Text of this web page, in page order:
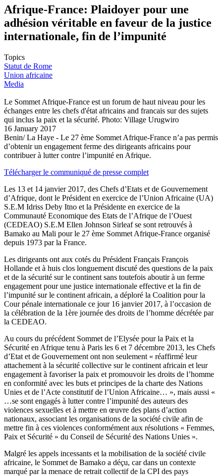
Afrique-France: Plaidoyer pour une
adhésion véritable en faveur de la justice
internationale, fin de l’impunité
Topics
Statut de Rome
Union africaine
Media
Le Sommet Afrique-France est un forum de haut niveau pour les
échanges entre les chefs d'état africains and francais sur des sujets
qui inclus la paix et la sécurité. Photo: Village Urugwiro
16 January 2017
Benin/ La Haye - Le 27 ème Sommet Afrique-France n’a pas permis
d’obtenir un engagement ferme des dirigeants africains pour
contribuer à lutter contre l’impunité en Afrique.
Télécharger le communiqué de presse complet
Les 13 et 14 janvier 2017, des Chefs d’Etats et de Gouvernement
d’Afrique, dont le Président en exercice de l’Union Africaine (UA)
S.E.M Idriss Deby Itno et la Présidente en exercice de la
Communauté Economique des Etats de l’Afrique de l’Ouest
(CEDEAO) S.E.M Ellen Johnson Sirleaf se sont retrouvés à
Bamako au Mali pour le 27 ème Sommet Afrique-France organisé
depuis 1973 par la France.
Les dirigeants ont aux cotés du Président Français François
Hollande et à huis clos longuement discuté des questions de la paix
et de la sécurité sur le continent sans toutefois aboutir à un ferme
engagement pour une justice internationale effective et la fin de
l’impunité sur le continent africain, a déploré la Coalition pour la
Cour pénale internationale ce jour 16 janvier 2017, à l’occasion de
la célébration de la 1ère journée des droits de l’homme décrétée par
la CEDEAO.
Au cours du précédent Sommet de l’Elysée pour la Paix et la
Sécurité en Afrique tenu à Paris les 6 et 7 décembre 2013, les Chefs
d’Etat et de Gouvernement ont non seulement « réaffirmé leur
attachement à la sécurité collective sur le continent africain et leur
engagement à favoriser la paix et promouvoir les droits de l’homme
en conformité avec les buts et principes de la charte des Nations
Unies et de l’Acte constitutif de l’Union Africaine… », mais aussi «
…se sont engagés à lutter contre l’impunité des auteurs des
violences sexuelles et à mettre en œuvre des plans d’action
nationaux, associant les organisations de la société civile afin de
mettre fin à ces violences conformément aux résolutions « Femmes,
Paix et Sécurité » du Conseil de Sécurité des Nations Unies ».
Malgré les appels incessants et la mobilisation de la société civile
africaine, le Sommet de Bamako a déçu, car dans un contexte
marqué par la menace de retrait collectif de la CPI des pays